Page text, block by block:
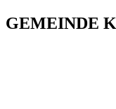
GEMEINDE